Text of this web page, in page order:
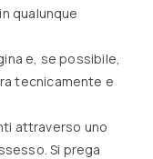
qualunque
e, se possibile,
tecnicamente e
attraverso uno
Si prega